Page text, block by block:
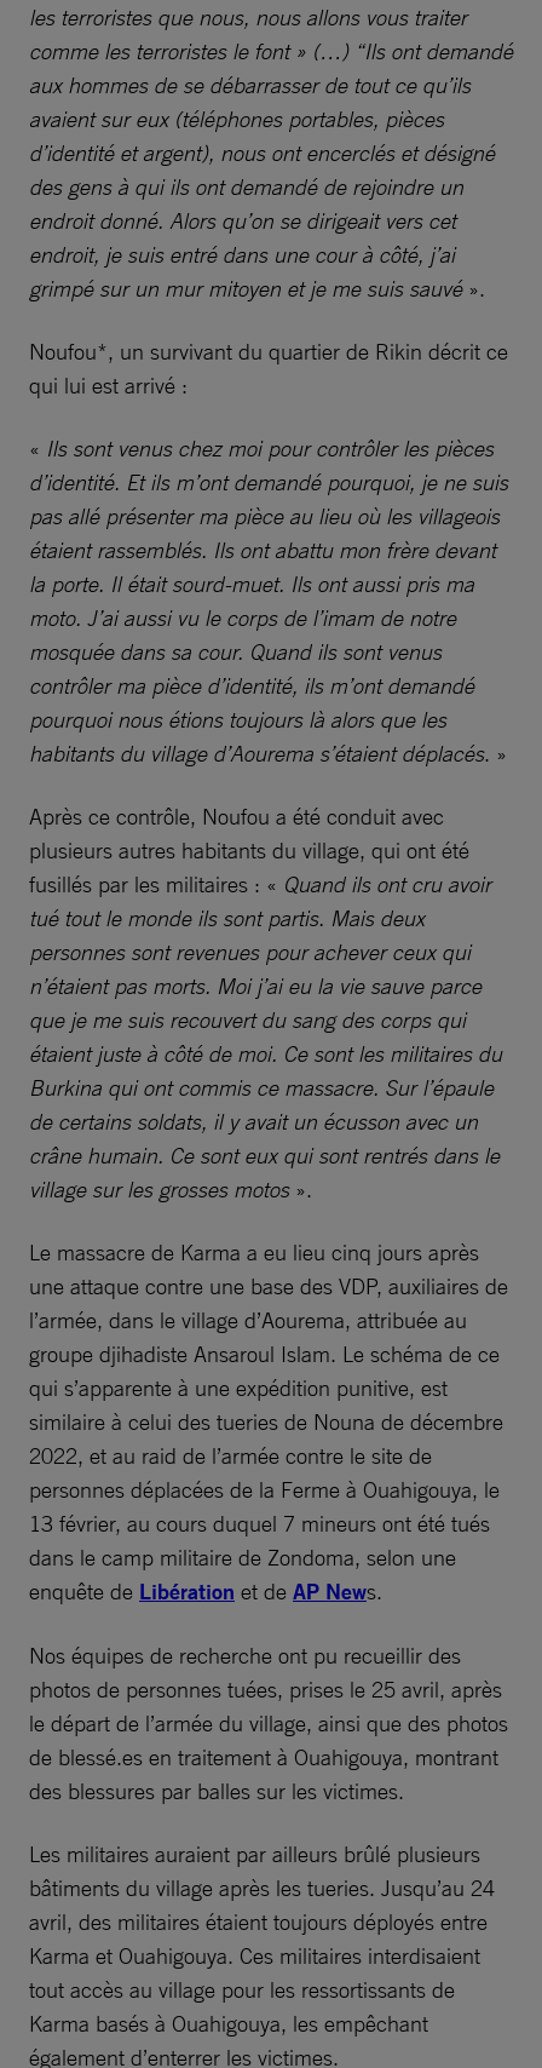
les terroristes que nous, nous allons vous traiter
comme les terroristes le font » (…) “Ils ont demandé
aux hommes de se débarrasser de tout ce qu’ils
avaient sur eux (téléphones portables, pièces
d’identité et argent), nous ont encerclés et désigné
des gens à qui ils ont demandé de rejoindre un
endroit donné. Alors qu’on se dirigeait vers cet
endroit, je suis entré dans une cour à côté, j’ai
grimpé sur un mur mitoyen et je me suis sauvé».
Noufou*, un survivant du quartier de Rikin décrit ce
qui lui est arrivé :
« Ils sont venus chez moi pour contrôler les pièces
d’identité. Et ils m’ont demandé pourquoi, je ne suis
pas allé présenter ma pièce au lieu où les villageois
étaient rassemblés. Ils ont abattu mon frère devant
la porte. Il était sourd-muet. Ils ont aussi pris ma
moto. J’ai aussi vu le corps de l’imam de notre
mosquée dans sa cour. Quand ils sont venus
contrôler ma pièce d’identité, ils m’ont demandé
pourquoi nous étions toujours là alors que les
habitants du village d’Aourema s’étaient déplacés. »
Après ce contrôle, Noufou a été conduit avec
plusieurs autres habitants du village, qui ont été
fusillés par les militaires : « Quand ils ont cru avoir
tué tout le monde ils sont partis. Mais deux
personnes sont revenues pour achever ceux qui
n’étaient pas morts. Moi j’ai eu la vie sauve parce
que je me suis recouvert du sang des corps qui
étaient juste à côté de moi. Ce sont les militaires du
Burkina qui ont commis ce massacre. Sur l’épaule
de certains soldats, il y avait un écusson avec un
crâne humain. Ce sont eux qui sont rentrés dans le
village sur les grosses motos ».
Le massacre de Karma a eu lieu cinq jours après
une attaque contre une base des VDP, auxiliaires de
l’armée, dans le village d’Aourema, attribuée au
groupe djihadiste Ansaroul Islam. Le schéma de ce
qui s’apparente à une expédition punitive, est
similaire à celui des tueries de Nouna de décembre
2022, et au raid de l’armée contre le site de
personnes déplacées de la Ferme à Ouahigouya, le
13 février, au cours duquel 7 mineurs ont été tués
dans le camp militaire de Zondoma, selon une
enquête de Libération et de AP News.
Nos équipes de recherche ont pu recueillir des
photos de personnes tuées, prises le 25 avril, après
le départ de l’armée du village, ainsi que des photos
de blessé.es en traitement à Ouahigouya, montrant
des blessures par balles sur les victimes.
Les militaires auraient par ailleurs brûlé plusieurs
bâtiments du village après les tueries. Jusqu’au 24
avril, des militaires étaient toujours déployés entre
Karma et Ouahigouya. Ces militaires interdisaient
tout accès au village pour les ressortissants de
Karma basés à Ouahigouya, les empêchant
également d’enterrer les victimes.